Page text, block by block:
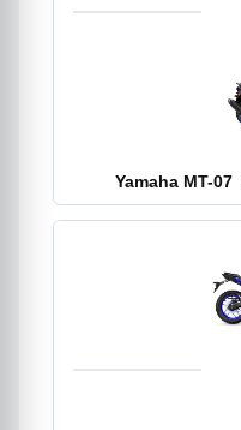
Yamaha MT-07